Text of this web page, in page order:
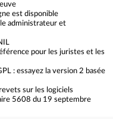
est disponible
administrateur et
pour les juristes et les
: essayez la version 2 basée
sur les logiciels
5608 du 19 septembre